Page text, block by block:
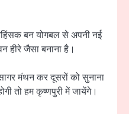
बन योगबल से अपनी नई
हीरे जैसा बनाना है।
मंथन कर दूसरों को सुनाना
तो हम कृष्णपुरी में जायेंगे।